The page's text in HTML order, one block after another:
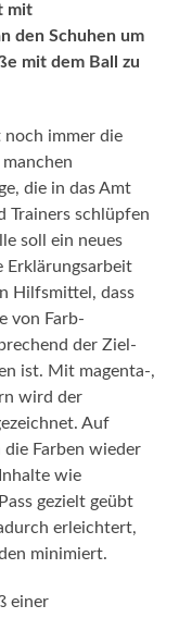
mit
den Schuhen um
mit dem Ball zu
noch immer die
die in das Amt
Trainers schlüpfen
soll ein neues
Erklärungsarbeit
Hilfsmittel, dass
von Farb-
der Ziel-
ist. Mit magenta-,
wird der
Auf
die Farben wieder
wie
gezielt geübt
erleichtert,
minimiert.
einer